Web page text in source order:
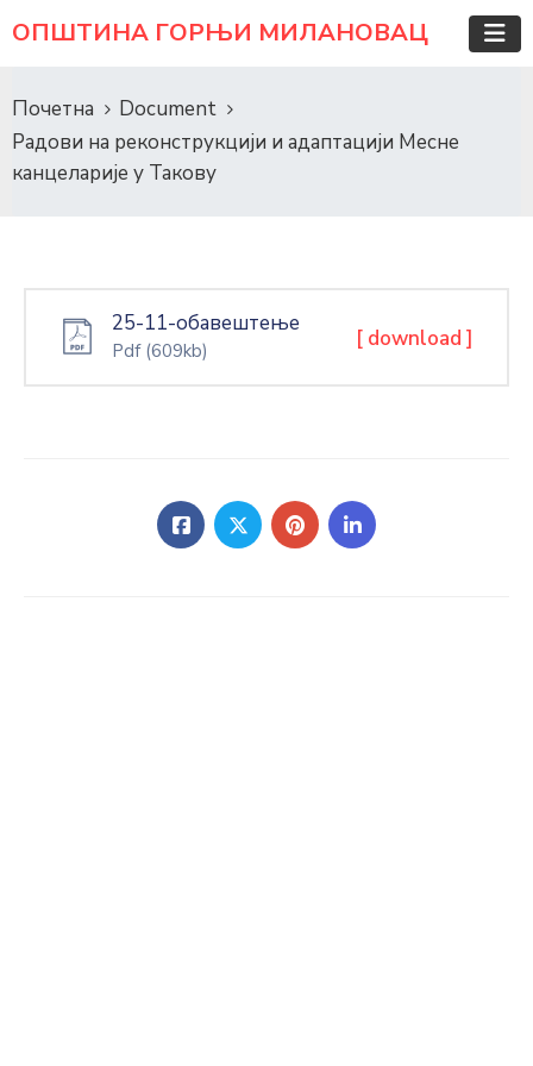
ОПШТИНА ГОРЊИ МИЛАНОВАЦ
Почетна
Document
Радови на реконструкцији и адаптацији Месне
канцеларије у Такову
25-11-обавештење
Pdf (609kb) [ download ]